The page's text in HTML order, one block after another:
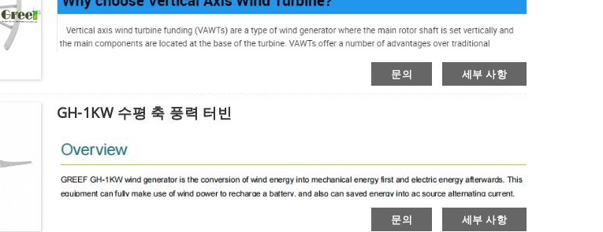
문의 세부 사항
GH-1KW 수평 축 풍력 터빈
문의 세부 사항